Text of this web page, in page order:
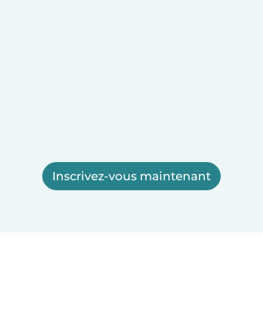
Inscrivez-vous maintenant